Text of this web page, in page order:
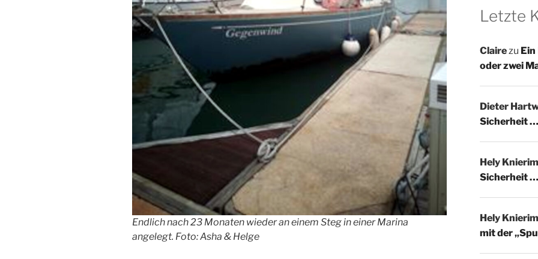
Endlich nach 23 Monaten wieder an einem Steg in einer Marina
angelegt. Foto: Asha & Helge
Letzte
Clairezu
oder zwei
Dieter
Sicherheit
Hely Knierim
Sicherheit
Hely Knierim
mit der